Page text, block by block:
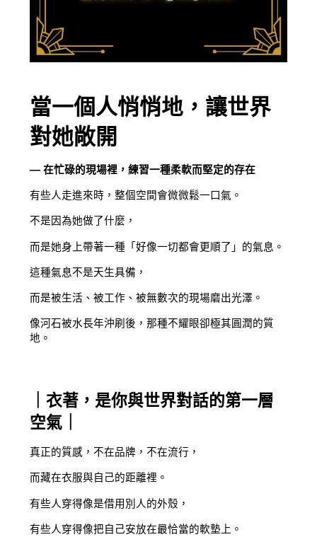
當一個人悄悄地，讓世界
對她敞開
— 在忙碌的現場裡，練習一種柔軟而堅定的存在
有些人走進來時，整個空間會微微鬆一口氣。
不是因為她做了什麼，
而是她身上帶著一種「好像一切都會更順了」的氣息。
這種氣息不是天生具備，
而是被生活、被工作、被無數次的現場磨出光澤。
像河石被水長年沖刷後，那種不耀眼卻極其圓潤的質
地。
｜衣著，是你與世界對話的第一層
空氣｜
真正的質感，不在品牌，不在流行，
而藏在衣服與自己的距離裡。
有些人穿得像是借用別人的外殼，
有些人穿得像把自己安放在最恰當的軟墊上。